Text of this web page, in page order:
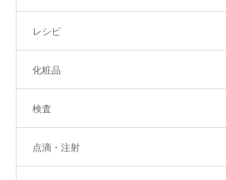
レシピ
化粧品
検査
点滴・注射